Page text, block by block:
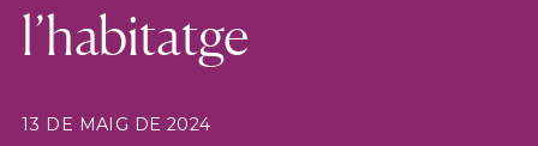
l’habitatge
13 DE MAIG DE 2024